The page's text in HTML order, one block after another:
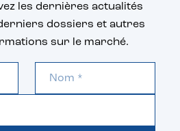
les dernières actualités
dossiers et autres
sur le marché.